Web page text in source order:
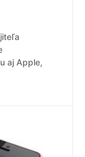
aj Apple,